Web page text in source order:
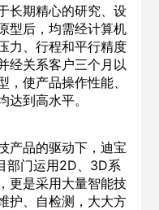
长期精心的研究、设
型后，均需经计算机
力、行程和平行精度
经关系客户三个月以
，使产品操作性能、
达到高水平。
产品的驱动下，迪宝
部门运用2D、3D系
更是采用大量智能技
护、自检测，大大方